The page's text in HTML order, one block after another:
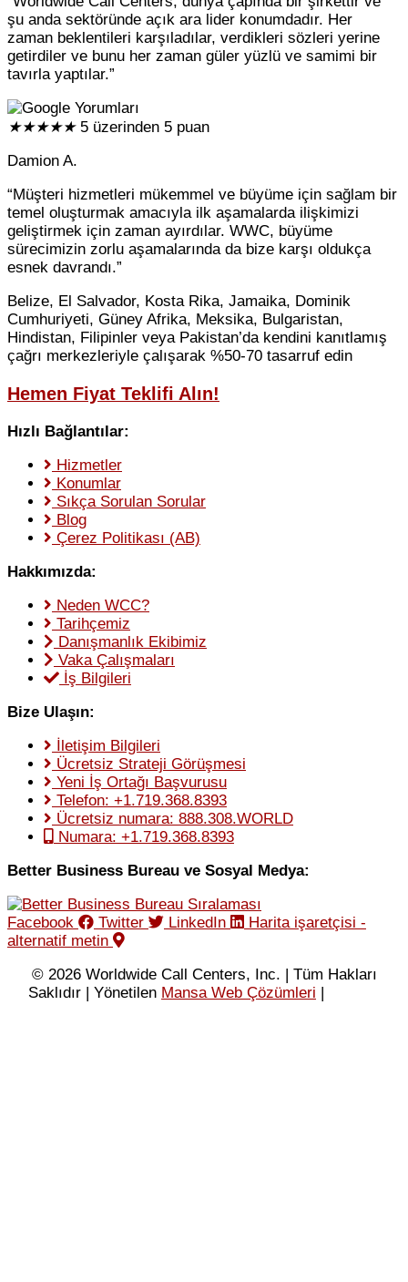
şu anda sektöründe açık ara lider konumdadır. Her
zaman beklentileri karşıladılar, verdikleri sözleri yerine
getirdiler ve bunu her zaman güler yüzlü ve samimi bir
tavırla yaptılar.”
★★★★★ 5 üzerinden 5 puan
Damion A.
“Müşteri hizmetleri mükemmel ve büyüme için sağlam bir
temel oluşturmak amacıyla ilk aşamalarda ilişkimizi
geliştirmek için zaman ayırdılar. WWC, büyüme
sürecimizin zorlu aşamalarında da bize karşı oldukça
esnek davrandı.”
Belize, El Salvador, Kosta Rika, Jamaika, Dominik
Cumhuriyeti, Güney Afrika, Meksika, Bulgaristan,
Hindistan, Filipinler veya Pakistan’da kendini kanıtlamış
çağrı merkezleriyle çalışarak %50-70 tasarruf edin
Hemen Fiyat Teklifi Alın!
Hızlı Bağlantılar:
Hizmetler
Konumlar
Sıkça Sorulan Sorular
Blog
Çerez Politikası (AB)
Hakkımızda:
Neden WCC?
Tarihçemiz
Danışmanlık Ekibimiz
Vaka Çalışmaları
İş Bilgileri
Bize Ulaşın:
İletişim Bilgileri
Ücretsiz Strateji Görüşmesi
Yeni İş Ortağı Başvurusu
Telefon: +1.719.368.8393
Ücretsiz numara: 888.308.WORLD
Numara: +1.719.368.8393
Better Business Bureau ve Sosyal Medya:
Facebook Twitter LinkedIn
Harita işaretçisi -
alternatif metin
© 2026 Worldwide Call Centers, Inc. | Tüm Hakları
Saklıdır | Yönetilen Mansa Web Çözümleri |